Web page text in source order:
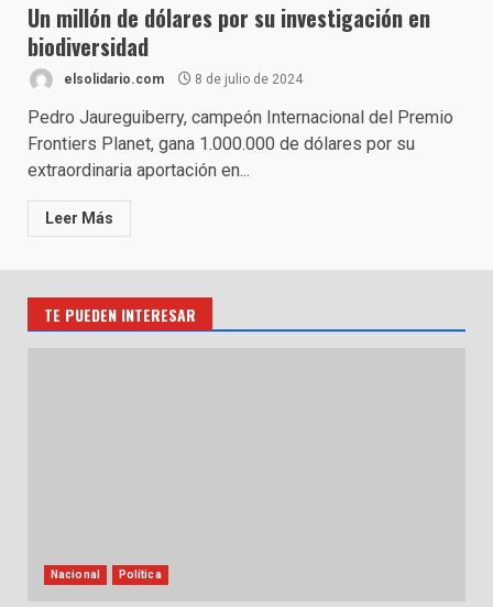
Un millón de dólares por su investigación en
biodiversidad
elsolidario.com 8 de julio de 2024
Pedro Jaureguiberry, campeón Internacional del Premio
Frontiers Planet, gana 1.000.000 de dólares por su
extraordinaria aportación en...
Leer Más
TE PUEDEN INTERESAR
Nacional Política